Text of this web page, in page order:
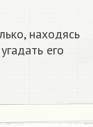
находясь
его